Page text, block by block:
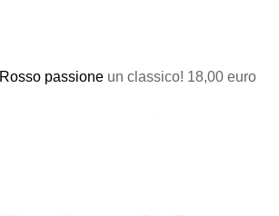
Rosso passioneun classico! 18,00 euro